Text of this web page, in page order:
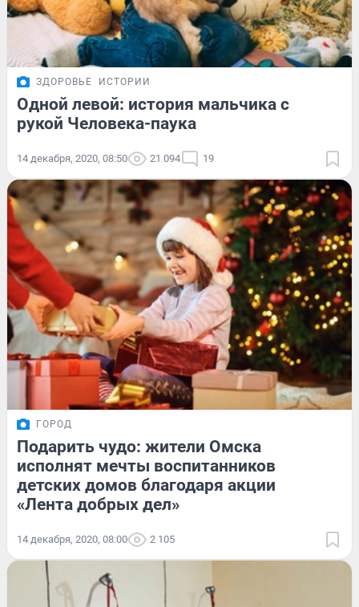
ЗДОРОВЬЕ ИСТОРИИ
Одной левой: история мальчика с
рукой Человека-паука
14 декабря, 2020, 08:50 21 094 19
ГОРОД
Подарить чудо: жители Омска
исполнят мечты воспитанников
детских домов благодаря акции
«Лента добрых дел»
14 декабря, 2020, 08:00 2 105